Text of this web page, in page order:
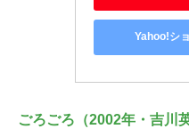
Yahoo!シ
ごろごろ（2002年・吉川